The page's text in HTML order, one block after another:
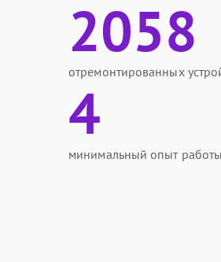
2058
отремонтированных
4
минимальный опыт